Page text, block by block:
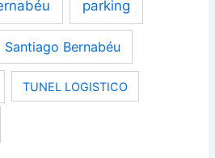
parking
Santiago Bernabéu
TUNEL LOGISTICO